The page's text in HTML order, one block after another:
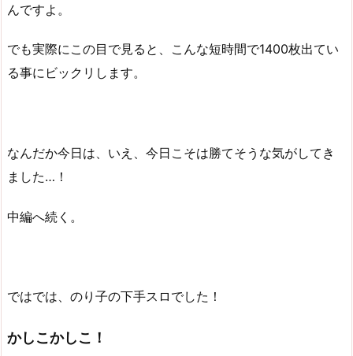
んですよ。
でも実際にこの目で見ると、こんな短時間で1400枚出てい
る事にビックリします。
なんだか今日は、いえ、今日こそは勝てそうな気がしてき
ました…！
中編へ続く。
ではでは、のり子の下手スロでした！
かしこかしこ！